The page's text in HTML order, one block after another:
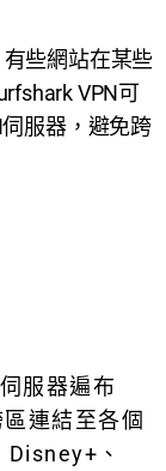
些網站在某些
VPN可
服器，避免跨
服器遍布
連結至各個
、